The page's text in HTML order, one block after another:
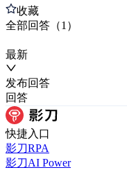
收藏
全部回答 （1 ）
最新
发布回答
回答
快捷入口
影刀RPA
影刀AI Power